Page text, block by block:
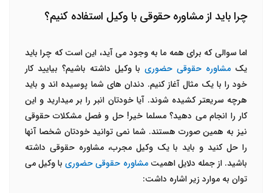
چرا باید از مشاوره حقوقی با وکیل استفاده کنیم؟
اما سوالی که برای همه ما به وجود می آید، این است که چرا باید
یک مشاوره حقوقی حضوریبا وکیل داشته باشیم؟ بیایید کار
خود را با یک مثال آغاز کنیم. دندان های شما پوسیده اند و باید
هرچه سریعتر کشیده شوند. آیا خودتان انبر را بر میدارید و این
کار را انجام می دهید؟ مسلما خیر! حل و فصل مشکلات حقوقی
نیز به همین صورت هستند. شما نمی توانید خودتان شخصا آنها
را حل کنید و باید با یک وکیل مجرب، مشاوره حقوقی داشته
باشید. از جمله دلایل اهمیتمشاوره حقوقی حضوریبا وکیل می
توان به موارد زیر اشاره داشت: